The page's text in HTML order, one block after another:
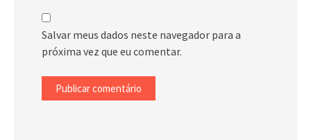
Salvar meus dados neste navegador para a
próxima vez que eu comentar.